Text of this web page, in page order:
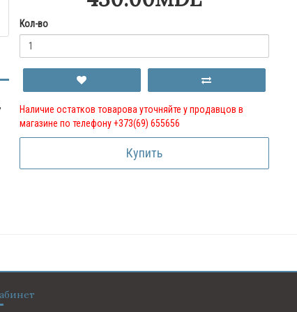
Кол-во
Наличие остатков товарова уточняйте у продавцов в
магазине по телефону +373(69) 655656
Купить